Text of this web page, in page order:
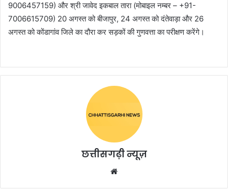
9006457159) और श्री जावेद इकबाल तारा (मोबाइल नम्बर – +91-
7006615709) 20 अगस्त को बीजापुर, 24 अगस्त को दंतेवाड़ा और 26
अगस्त को कोंडागांव जिले का दौरा कर सड़कों की गुणवत्ता का परीक्षण करेंगे।
छत्तीसगढ़ी न्यूज़